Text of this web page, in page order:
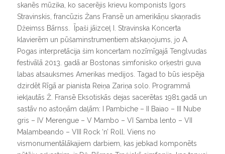
skanēs mūzika, ko sacerējis krievu komponists Igors
Stravinskis, francūzis Žans Fransē un amerikāņu skaņradis
Džeimss Bārnss. Īpaši jāizceļ I. Stravinska Koncerta
klavierēm un pūšaminstrumentiem atskaņojums, jo A.
Pogas interpretācija šim koncertam nozīmīgajā Tenglvudas
festivālā 2013. gadā ar Bostonas simfonisko orķestri guva
labas atsauksmes Amerikas medijos. Tagad to būs iespēja
dzirdēt Rīgā ar pianista Reiņa Zariņa solo. Programmā
iekļautās Ž. Fransē Eksotiskās dejas sacerētas 1981.gadā un
sastāv no astoņām daļām: I
Pambiche– II Baiao – III
Nube
gris – IV Merengue– V Mambo – VI Samba lento – VII
Malambeando – VIII Rock ‘n’ Roll
. Viens no
vismonumentālākajiem darbiem, kas jebkad komponēts